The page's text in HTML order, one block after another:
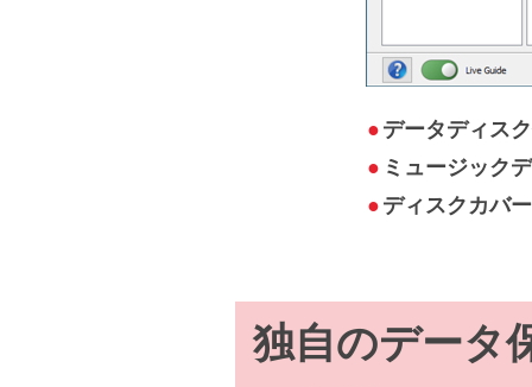
● データディス
● ミュージック
● ディスクカバ
独自のデータ